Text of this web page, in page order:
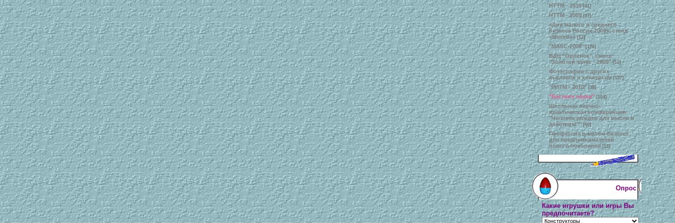
НТТМ - 2010 [41]
НТТМ - 2009 [17]
«Дни малого и среднего
бизнеса России 2009», стенд
«Москва» [12]
"МАКС-2009" [176]
ВДЦ "Орленок", смена
"Золотой запас - 2009" [51]
Фотографии с других
выставок и конкурсов [157]
"РИТМ - 2010" [38]
"Бастион науки" [104]
Школьная научно-
практическая конференция
"Человек рожден для мысли и
действия!"" [60]
Профессия в малом бизнесе
для предпринимателей
нового поколения [13]
Опрос
Какие игрушки или игры Вы
предпочитаете?